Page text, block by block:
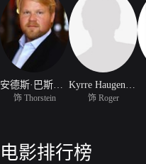
饰 Thorstein 饰 Roger
电影排行榜